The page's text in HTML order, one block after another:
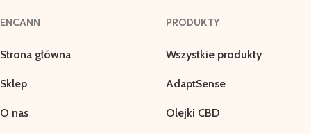
ENCANN
Strona główna
Sklep
O nas
PRODUKTY
Wszystkie produkty
AdaptSense
Olejki CBD